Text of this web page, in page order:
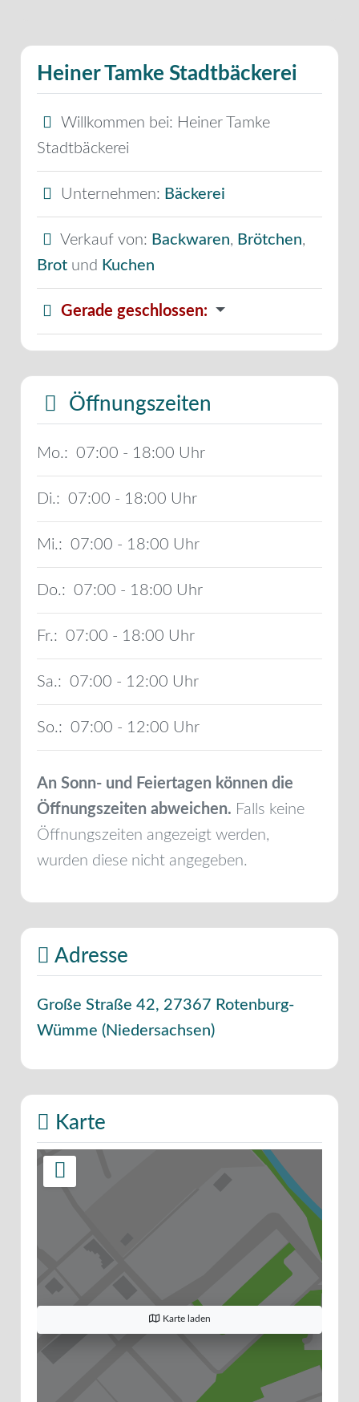
Heiner Tamke Stadtbäckerei
Willkommen bei: Heiner Tamke
Stadtbäckerei
Unternehmen: Bäckerei
Verkauf von: Backwaren, Brötchen,
Brot und Kuchen
Gerade geschlossen:
Öffnungszeiten
Mo.: 07:00 - 18:00
Di.: 07:00 - 18:00
Mi.: 07:00 - 18:00
Do.: 07:00 - 18:00
Fr.: 07:00 - 18:00
Sa.: 07:00 - 12:00
So.: 07:00 - 12:00
An Sonn- und Feiertagen können die
Öffnungszeiten abweichen. Falls keine
Öffnungszeiten angezeigt werden,
wurden diese nicht angegeben.
Adresse
Große Straße 42, 27367 Rotenburg-
Wümme (Niedersachsen)
Karte
Karte laden